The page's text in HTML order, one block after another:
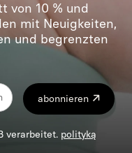
von 10 % und
mit Neuigkeiten,
und begrenzten
abonnieren
verarbeitet. polityką